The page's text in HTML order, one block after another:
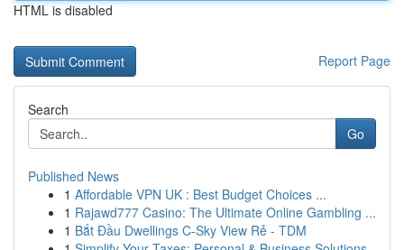
HTML is disabled
Report Page
Search
Go
Published News
1 Affordable VPN UK : Best Budget Choices ...
1 Rajawd777 Casino: The Ultimate Online Gambling ...
1 Bắt Đầu Dwellings C-Sky View Rẻ - TDM